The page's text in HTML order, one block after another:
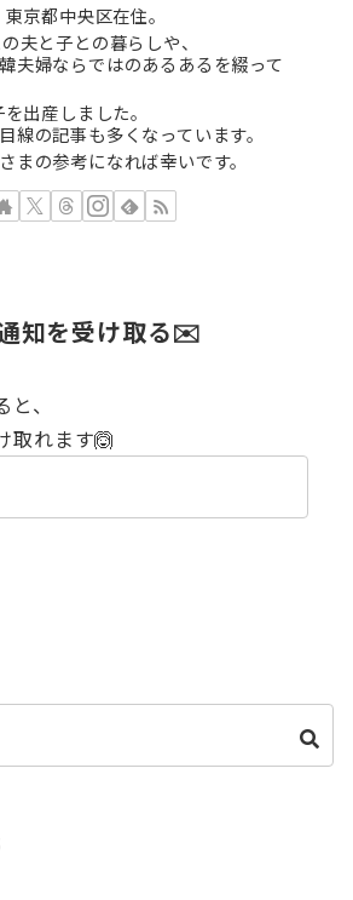
京都中央区在住。
夫と子との暮らしや、
夫婦ならではのあるあるを綴って
出産しました。
線の記事も多くなっています。
まの参考になれば幸いです。
知を受け取る✉️
、
取れます🙆